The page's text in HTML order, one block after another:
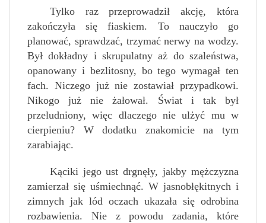
Tylko raz przeprowadził akcję, która
zakończyła się fiaskiem. To nauczyło go
planować, sprawdzać, trzymać nerwy na wodzy.
Był dokładny i skrupulatny aż do szaleństwa,
opanowany i bezlitosny, bo tego wymagał ten
fach. Niczego już nie zostawiał przypadkowi.
Nikogo już nie żałował. Świat i tak był
przeludniony, więc dlaczego nie ulżyć mu w
cierpieniu? W dodatku znakomicie na tym
zarabiając.
Kąciki jego ust drgnęły, jakby mężczyzna
zamierzał się uśmiechnąć. W jasnobłękitnych i
zimnych jak lód oczach ukazała się odrobina
rozbawienia. Nie z powodu zadania, które